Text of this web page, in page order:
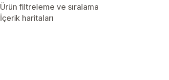
Ürün filtreleme ve sıralama
İçerik haritaları